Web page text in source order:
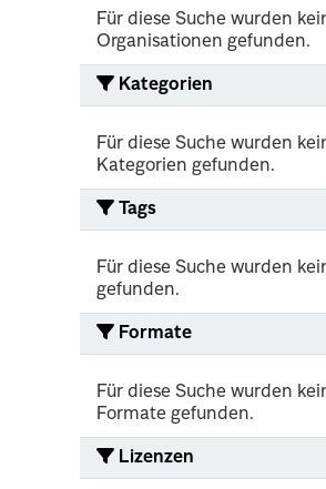
Für diese Suche wurden
Organisationen gefunden.
Kategorien
Für diese Suche wurden
Kategorien gefunden.
Tags
Für diese Suche wurden
gefunden.
Formate
Für diese Suche wurden
Formate gefunden.
Lizenzen